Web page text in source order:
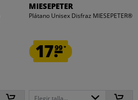
MIESEPETER
Plátano Unisex Disfraz MIESEPETER®
17.99*